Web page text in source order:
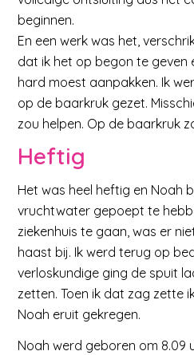
beginnen.
En een werk was het,
dat ik het op begon te geven
hard moest aanpakken. Ik
op de baarkruk gezet.
zou helpen. Op de baarkruk
Heftig
Het was heel heftig en Noah
vruchtwater gepoept te
ziekenhuis te gaan, was er
haast bij. Ik werd terug op
verloskundige ging de spuit
zetten. Toen ik dat zag zette
Noah eruit gekregen.
Noah werd geboren om 8.09